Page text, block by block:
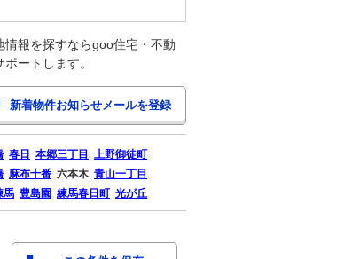
報を探すならgoo住宅・不動
ートします。
春日 本郷三丁目
上野御徒町
麻布十番 六本木 青山一丁目
馬 豊島園 練馬春日町 光が丘